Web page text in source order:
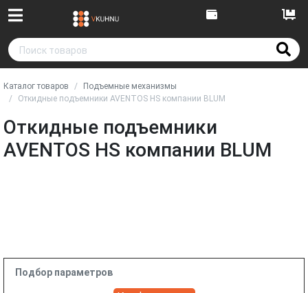
Каталог товаров
Подъемные механизмы
Откидные подъемники AVENTOS HS компании BLUM
Откидные подъемники
AVENTOS HS компании BLUM
Подбор параметров